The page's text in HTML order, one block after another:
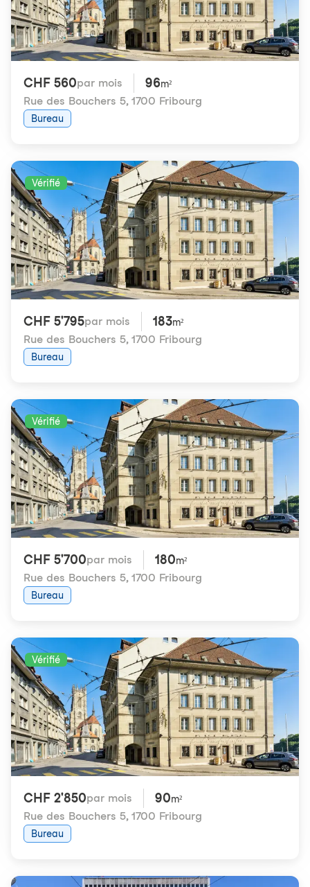
CHF 560par mois 96m²
Rue des Bouchers 5, 1700 Fribourg
Bureau
Vérifié
CHF 5'795par mois 183m²
Rue des Bouchers 5, 1700 Fribourg
Bureau
Vérifié
CHF 5'700par mois 180m²
Rue des Bouchers 5, 1700 Fribourg
Bureau
Vérifié
CHF 2'850par mois 90m²
Rue des Bouchers 5, 1700 Fribourg
Bureau